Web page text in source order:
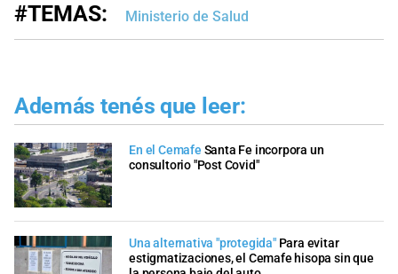
#TEMAS: Ministerio de Salud
Además tenés que leer:
En el Cemafe Santa Fe incorpora un
consultorio "Post Covid"
Una alternativa "protegida" Para evitar
estigmatizaciones, el Cemafe hisopa sin que